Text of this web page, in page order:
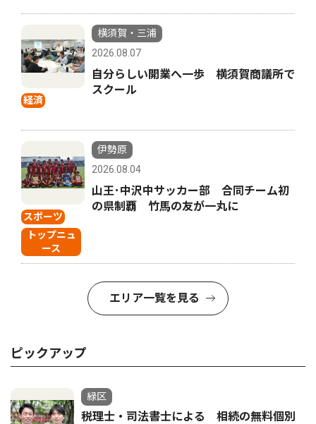
経済
横須賀・三浦
2026.08.07
自分らしい開業へ一歩 横須賀商議所で
スクール
スポーツ
トップニュ
ース
伊勢原
2026.08.04
山王･中沢中サッカー部 合同チーム初
の県制覇 竹馬の友が一丸に
エリア一覧を見る
ピックアップ
緑区
税理士・司法書士による 相続の無料個別